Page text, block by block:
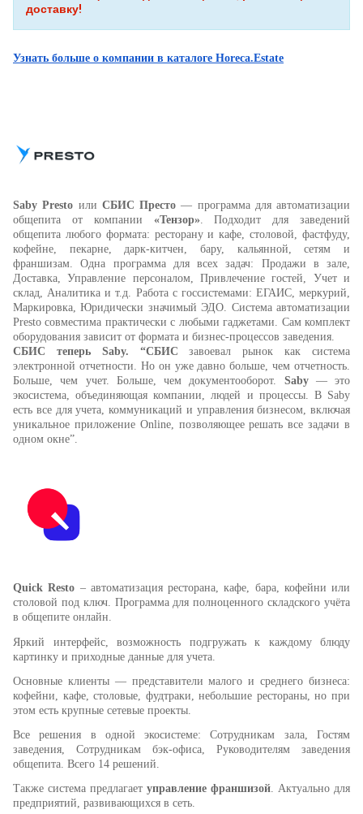
доставку!
Узнать больше о компании в каталоге Horeca.Estate
Saby Presto или СБИС Престо— программа для автоматизации
общепита от компании «Тензор». Подходит для заведений
общепита любого формата: ресторану и кафе, столовой, фастфуду,
кофейне, пекарне, дарк-китчен, бару, кальянной, сетям и
франшизам. Одна программа для всех задач: Продажи в зале,
Доставка, Управление персоналом, Привлечение гостей, Учет и
склад, Аналитика и т.д. Работа с госсистемами: ЕГАИС, меркурий,
Маркировка, Юридически значимый ЭДО. Система автоматизации
Presto совместима практически с любыми гаджетами. Сам комплект
оборудования зависит от формата и бизнес-процессов заведения.
СБИС теперь Saby. “СБИС завоевал рынок как система
электронной отчетности. Но он уже давно больше, чем отчетность.
Больше, чем учет. Больше, чем документооборот. Saby— это
экосистема, объединяющая компании, людей и процессы. В Saby
есть все для учета, коммуникаций и управления бизнесом, включая
уникальное приложение Online, позволяющее решать все задачи в
одном окне”.
Quick Resto – автоматизация ресторана, кафе, бара, кофейни или
столовой под ключ. Программа для полноценного складского учёта
в общепите онлайн.
Яркий интерфейс, возможность подгружать к каждому блюду
картинку и приходные данные для учета.
Основные клиенты — представители малого и среднего бизнеса:
кофейни, кафе, столовые, фудтраки, небольшие рестораны, но при
этом есть крупные сетевые проекты.
Все решения в одной экосистеме: Сотрудникам зала, Гостям
заведения, Сотрудникам бэк-офиса, Руководителям заведения
общепита. Всего 14 решений.
Также система предлагает управление франшизой . Актуально для
предприятий, развивающихся в сеть.